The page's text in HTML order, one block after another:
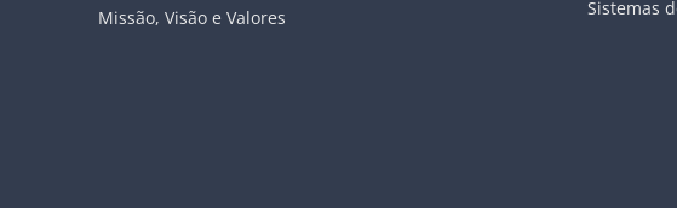
Missão, Visão e Valores
Sistemas